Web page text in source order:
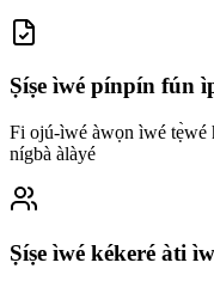
Ṣíṣe ìwé pínpín fún
Fi ojú-ìwé àwọn ìwé tẹ̀wé
nígbà àlàyé
Ṣíṣe ìwé kékeré àti